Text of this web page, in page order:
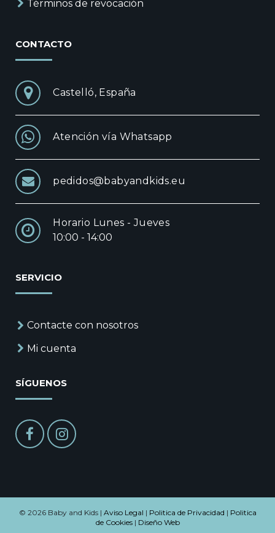
Términos de revocación
CONTACTO
Castelló, España
Atención vía Whatsapp
pedidos@babyandkids.eu
Horario Lunes - Jueves
10:00 - 14:00
SERVICIO
Contacte con nosotros
Mi cuenta
SÍGUENOS
© 2026 Baby and Kids | Aviso Legal | Politica de Privacidad | Politica
de Cookies| Diseño Web